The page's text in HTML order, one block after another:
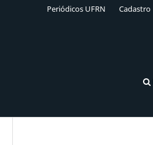
Periódicos UFRN Cadastro